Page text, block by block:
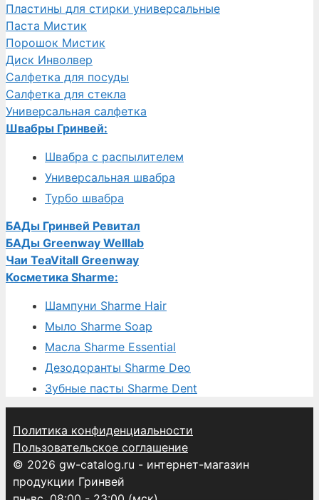
Пластины для стирки универсальные
Паста Мистик
Порошок Мистик
Диск Инволвер
Салфетка для посуды
Салфетка для стекла
Универсальная салфетка
Швабры Гринвей:
Швабра с распылителем
Универсальная швабра
Турбо швабра
БАДы Гринвей Ревитал
БАДы Greenway Welllab
Чаи TeaVitall Greenway
Косметика Sharme:
Шампуни Sharme Hair
Мыло Sharme Soap
Масла Sharme Essential
Дезодоранты Sharme Deo
Зубные пасты Sharme Dent
Политика конфиденциальности
Пользовательское соглашение
© 2026 gw-catalog.ru - интернет-магазин
продукции Гринвей